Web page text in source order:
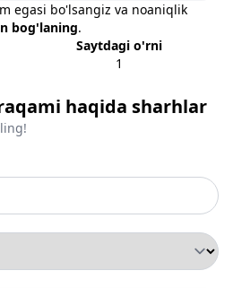
egasi bo'lsangiz va noaniqlik
bog'laning.
Saytdagi o'rni
1
raqami haqida sharhlar